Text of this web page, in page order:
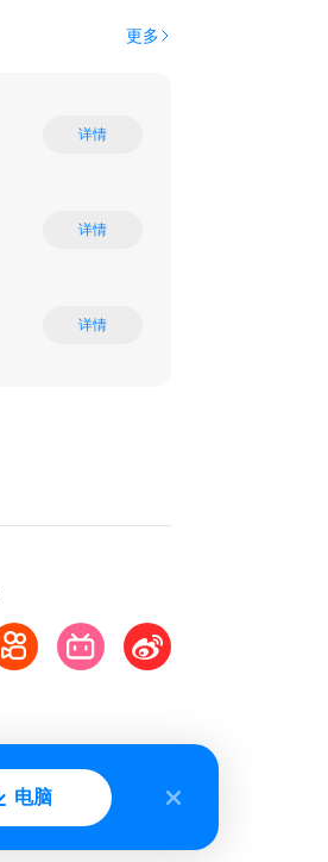
更多
详情
详情
详情
电脑